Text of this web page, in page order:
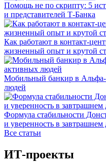
Помощь не по скрипту: 5
и представителей Т-Банка
Как работают в контакт-
жизненный опыт и крутой
Мобильный банкир в Альфа-
людей
Формула стабильности
и уверенность в завтрашнем
Все статьи
ИТ-проекты